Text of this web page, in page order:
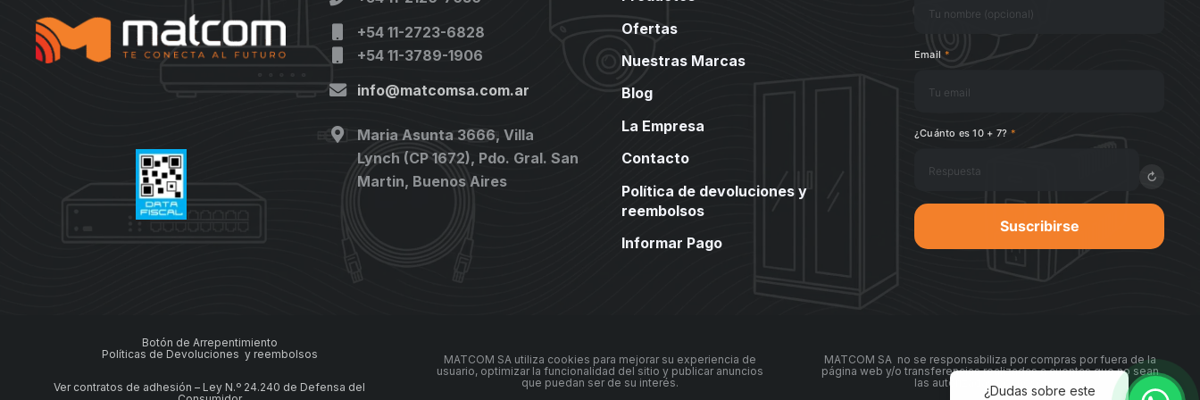
+54 11-2723-6828
+54 11-3789-1906
info@matcomsa.com.ar
Maria Asunta 3666, Villa
Lynch (CP 1672), Pdo. Gral. San
Martin, Buenos Aires
Ofertas
Nuestras Marcas
Blog
La Empresa
Contacto
Política de devoluciones y
reembolsos
Informar Pago
Email *
¿Cuánto es 10 + 7? *
↻
Suscribirse
Botón de Arrepentimiento
Políticas de Devoluciones y reembolsos
Ver contratos de adhesión – Ley N.º 24.240 de Defensa del
MATCOM SA utiliza cookies para mejorar su experiencia de
usuario, optimizar la funcionalidad del sitio y publicar anuncios
que puedan ser de su interés.
MATCOM SA no se responsabiliza por compras por fuera de la
página web y/o transferencias realizadas a cuentas que no sean
las autorizadas por nosotros.
¿Dudas sobre este